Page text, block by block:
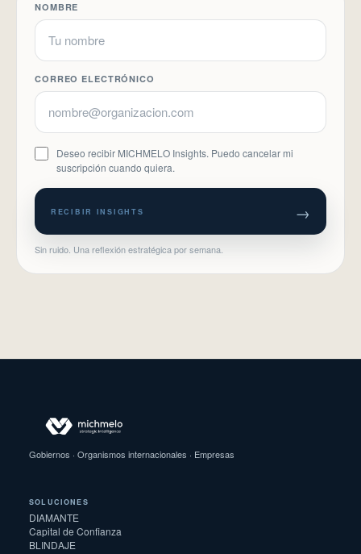
NOMBRE
CORREO ELECTRÓNICO
Deseo recibir MICHMELO Insights. Puedo cancelar mi
suscripción cuando quiera.
RECIBIR INSIGHTS →
Sin ruido. Una reflexión estratégica por semana.
Gobiernos · Organismos internacionales · Empresas
SOLUCIONES
DIAMANTE
Capital de Confianza
BLINDAJE